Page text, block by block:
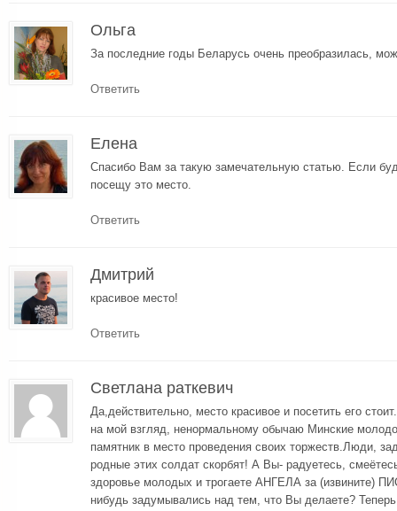
Ольга
За последние годы Беларусь очень преобразилась,
Ответить
Елена
Спасибо Вам за такую замечательную статью. Если
посещу это место.
Ответить
Дмитрий
красивое место!
Ответить
Светлана раткевич
Да,действительно, место красивое и посетить его
на мой взгляд, ненормальному обычаю Минские
памятник в место проведения своих торжеств.Люди,
родные этих солдат скорбят! А Вы- радуетесь,
здоровье молодых и трогаете АНГЕЛА за (извините)
нибудь задумывались над тем, что Вы делаете?